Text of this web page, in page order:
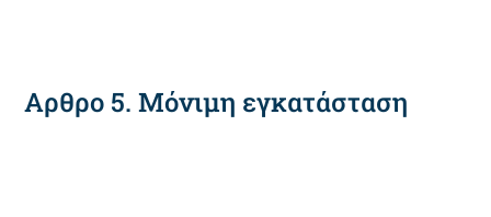
Αρθρο 5. Μόνιμη εγκατάσταση